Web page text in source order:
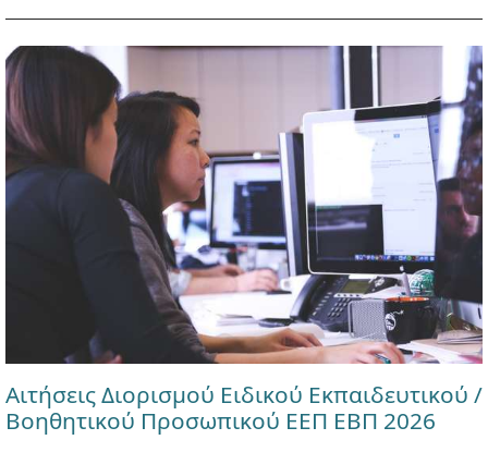
Αιτήσεις Διορισμού Ειδικού Εκπαιδευτικού /
Βοηθητικού Προσωπικού ΕΕΠ ΕΒΠ 2026